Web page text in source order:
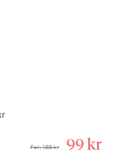
99 kr
Før 189 kr